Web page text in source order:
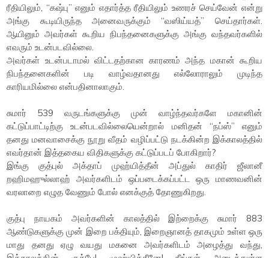
ரீதியிலும், “கஷ்பு” எனும் எதார்த்த ரீதியிலும் உணரச் செய்வேன் என்று
அங்கு கூடியிருந்த அனைவருக்கும் “வஸிய்யத்” செய்தார்கள்.
ஆயினும் அவர்கள் கூறிய நிபந்தனைகளுக்கு அங்கு வந்தவர்களில்
எவரும் உடன்படவில்லை.
அவர்கள் உடன்படாமல் விட்டதற்கான காரணம் அந்த மகான் கூறிய
நிபந்தனைகளின் படி வாழ்வதானது எல்லோராலும் முடிந்த
காரியமில்லை என்பதினாலாகும்.
சுமார் 539 வருடங்களுக்கு முன் வாழ்ந்தவர்களே மகானின்
கட்டுப்பாட்டிற்கு உடன்படவில்லையென்றால் மனிதன் “நப்ஸ்” எனும்
தனது மனவாசைக்கு நூறு வீதம் வழிப்பட்டு நடக்கின்ற இக்காலத்தில்
எவர்தான் இத்தகைய விதிகளுக்கு கட்டுப்படப் போகிறார்?
இங்கு குத்புல் அக்தாப் முஹ்யித்தீன் அப்துல் காதிர் ஜீலானீ
றஹிமஹுல்லாஹ் அவர்களிடம் ஒப்படைக்கப்பட்ட ஒரு மாணவனின்
வரலாறை எழுத வேணும் போல் எனக்குத் தோணுகிறது.
குத்பு நாயகம் அவர்களின் காலத்தில் இற்றைக்கு சுமார் 883
ஆண்டுகளுக்கு முன் இறை பக்தியும், இறைஞானத் தாகமும் உள்ள ஒரு
மாது தனது ஏழு வயது மகனை அவர்களிடம் அழைத்து வந்து,